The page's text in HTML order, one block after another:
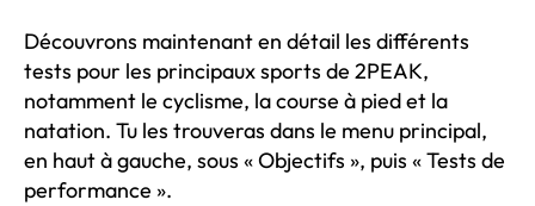
Découvrons maintenant en détail les différents
tests pour les principaux sports de 2PEAK,
notamment le cyclisme, la course à pied et la
natation. Tu les trouveras dans le menu principal,
en haut à gauche, sous « Objectifs », puis « Tests de
performance ».